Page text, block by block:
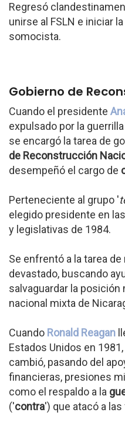
Regresó
unirse al FSLN e iniciar
somocista.
Gobierno de
Cuando el presidente
expulsado por la
se encargó la tarea de
de Reconstrucción
desempeñó el cargo de
Perteneciente al grupo '
elegido presidente en
y legislativas de 1984.
Se enfrentó a la tarea
devastado, buscando
salvaguardar la posición
nacional mixta de
Cuando Ronald Reagan
Estados Unidos en
cambió, pasando del
financieras, presiones
como el respaldo a la
('contra') que atacó a